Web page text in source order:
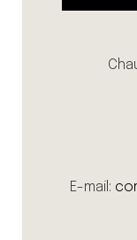
E-mail: